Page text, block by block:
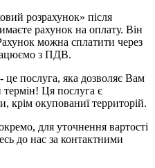
розрахунок» після
рахунок на оплату. Він
можна сплатити через
з ПДВ.
це послуга, яка дозволяє Вам
термін! Ця послуга є
крім окупованиї территорій.
для уточнення вартості
до нас за контактними